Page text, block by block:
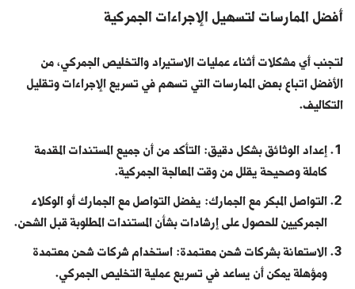
أفضل الممارسات لتسهيل الإجراءات الجمركية
لتجنب أي مشكلات أثناء عمليات الاستيراد والتخليص الجمركي، من
الأفضل اتباع بعض الممارسات التي تسهم في تسريع الإجراءات وتقليل
التكاليف.
إعداد الوثائق بشكل دقيق: التأكد من أن جميع المستندات المقدمة
كاملة وصحيحة يقلل من وقت المعالجة الجمركية.
التواصل المبكر مع الجمارك: يفضل التواصل مع الجمارك أو الوكلاء
الجمركيين للحصول على إرشادات بشأن المستندات المطلوبة قبل الشحن.
الاستعانة بشركات شحن معتمدة: استخدام شركات شحن معتمدة
ومؤهلة يمكن أن يساعد في تسريع عملية التخليص الجمركي.